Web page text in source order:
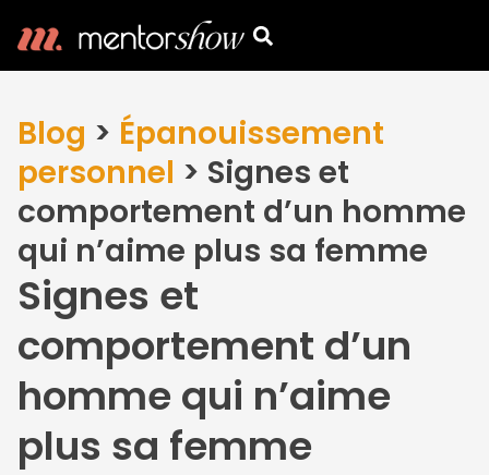
Blog > Épanouissement
personnel > Signes et
comportement d’un homme
qui n’aime plus sa femme
Signes et
comportement d’un
homme qui n’aime
plus sa femme